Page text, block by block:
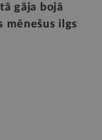
gāja bojā
mēnešus ilgs